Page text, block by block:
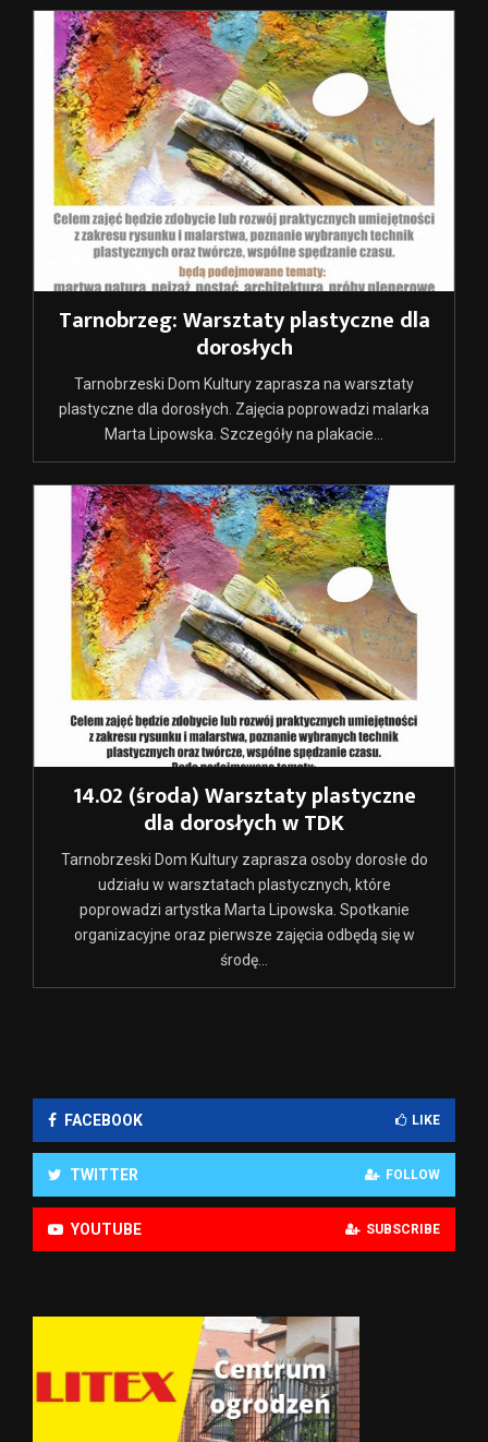
Tarnobrzeg: Warsztaty plastyczne dla
dorosłych
Tarnobrzeski Dom Kultury zaprasza na warsztaty
plastyczne dla dorosłych. Zajęcia poprowadzi malarka
Marta Lipowska. Szczegóły na plakacie...
14.02 (środa) Warsztaty plastyczne
dla dorosłych w TDK
Tarnobrzeski Dom Kultury zaprasza osoby dorosłe do
udziału w warsztatach plastycznych, które
poprowadzi artystka Marta Lipowska. Spotkanie
organizacyjne oraz pierwsze zajęcia odbędą się w
środę...
FACEBOOK LIKE
TWITTER FOLLOW
YOUTUBE SUBSCRIBE